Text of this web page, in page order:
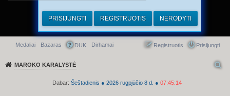
Greitasis meniu
Medaliai Bazaras DUK Dirhamai Prisijungti
Registruotis
MAROKO KARALYSTĖ
Dabar: Šeštadienis ● 2026 rugpjūčio 8 d. ● 07:45:14
PRISIJUNGTI REGISTRUOTIS NERODYTI